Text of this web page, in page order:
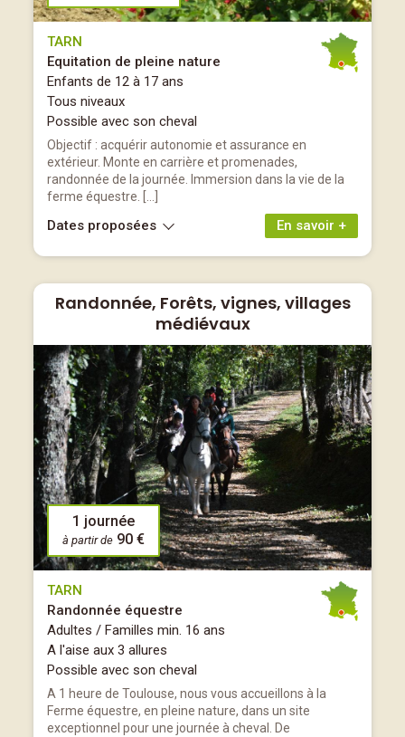
TARN
Equitation de pleine nature
Enfants de 12 à 17 ans
Tous niveaux
Possible avec son cheval
Objectif : acquérir autonomie et assurance en
extérieur. Monte en carrière et promenades,
randonnée de la journée. Immersion dans la vie de la
ferme équestre. […]
En savoir +
Dates proposées
Randonnée, Forêts, vignes, villages
médiévaux
1 journée
à partir de 90 €
TARN
Randonnée équestre
Adultes / Familles min. 16 ans
A l'aise aux 3 allures
Possible avec son cheval
A 1 heure de Toulouse, nous vous accueillons à la
Ferme équestre, en pleine nature, dans un site
exceptionnel pour une journée à cheval. De